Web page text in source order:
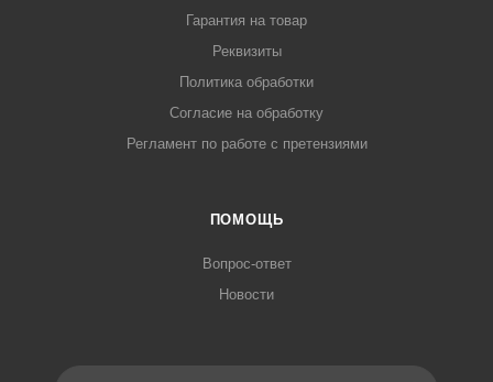
Гарантия на товар
Реквизиты
Политика обработки
Согласие на обработку
Регламент по работе с претензиями
ПОМОЩЬ
Вопрос-ответ
Новости